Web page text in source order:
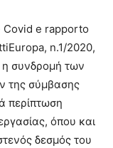
Covid e rapporto
n.1/2020,
η συνδρομή των
της σύμβασης
περίπτωση
όπου και
δεσμός του